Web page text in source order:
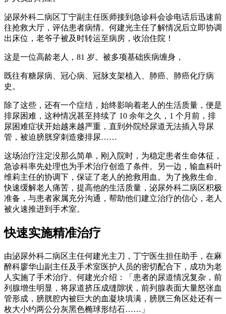
泌尿外科二病区丁宁副主任医师接到急诊科会诊电话后迅速前
往抢救大厅，评估患者病情。何建光主任了解情况后立即协调
出床位，老爷子被及时转运至病房，收治住院！
这是一位高龄老人，81 岁。被多项基础疾病缠身，
既往有糖尿病、冠心病、冠脉支架植入、肺癌、肺癌化疗病
史。
除了这些，还有一个症结，始终影响着老人的生活质量，便是
排尿困难，这种情况甚至持续了 10 余年之久，1 个月前，排
尿困难症状开始越来越严重，直到外院经尿道无法插入导尿
管，被迫膀胱穿刺造瘘排尿……
这场治疗注定没那么简单，刚入院时，为稳定患者生命体征，
急诊科率先处理也为手术治疗创造了条件。另一边，输血科叶
维莉主任的协调下，保证了老人的抢救用血。为了挽救生命、
快速缓解老人痛苦，提高他的生活质量，泌尿外科二病区积极
准备，与患者家属充分沟通，帮助他们建立治疗的信心，老人
被火速推进到手术室。
快速实施精准治疗
由泌尿外科二病区主任何建光主刀，丁宁医生担任助手，在麻
醉科廖华山副主任及手术室医护人员的密切配合下，成功为老
人实施了手术治疗。何建光介绍：「患者的尿道情况复杂，前
列腺增生明显，将尿道挤压成缝隙状，前列腺表面大量怒张血
管形成，膀胱腔内被巨大的血凝块填满，膀胱三角区处还有一
枚大小约两公分灰黑色椭球形结石……」